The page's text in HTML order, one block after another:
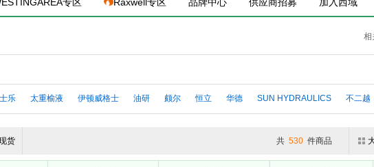
相
乐 太重榆液 伊顿威格士 油研 颇尔 恒立 华德 SUN HYDRAULICS 不二越
货 共530 件商品